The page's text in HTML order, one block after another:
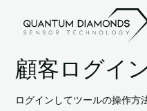
顧客ログイ
ログインしてツールの操作方